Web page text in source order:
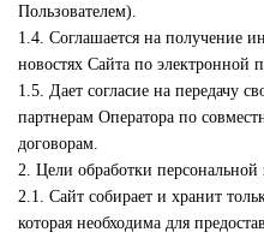
Пользователем).
1.4. Соглашается на получение
новостях Сайта по электронной
1.5. Дает согласие на передачу
партнерам Оператора по
договорам.
2. Цели обработки
2.1. Сайт собирает и хранит
которая необходима для